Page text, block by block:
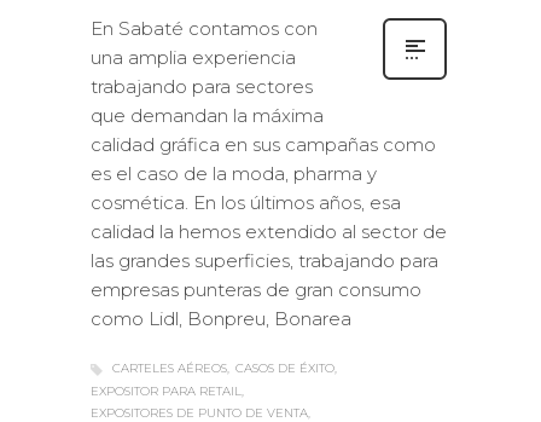
En Sabaté contamos con
una amplia experiencia
trabajando para sectores
que demandan la máxima
calidad gráfica en sus campañas como
es el caso de la moda, pharma y
cosmética. En los últimos años, esa
calidad la hemos extendido al sector de
las grandes superficies, trabajando para
empresas punteras de gran consumo
como Lidl, Bonpreu, Bonarea
CARTELES AÉREOS CASOS DE ÉXITO
EXPOSITOR PARA RETAIL
EXPOSITORES DE PUNTO DE VENTA